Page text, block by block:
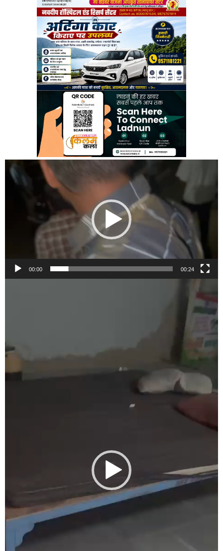
Video
Player
00:00 00:24